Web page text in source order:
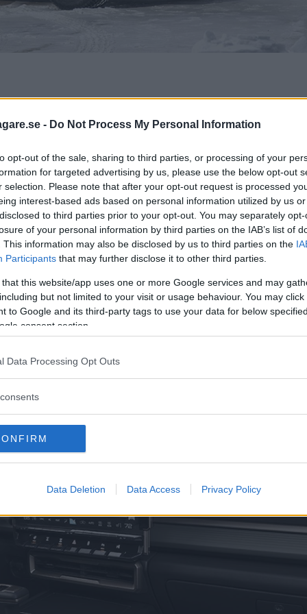
- Do Not Process My Personal Information
opt-out of the sale, sharing to third parties, or processing of your
for targeted advertising by us, please use the below opt-out
selection. Please note that after your opt-out request is processed
interest-based ads based on personal information utilized by us
to third parties prior to your opt-out. You may separately
of your personal information by third parties on the IAB’s list of
This information may also be disclosed by us to third parties on the
Participants that may further disclose it to other third parties.
that this website/app uses one or more Google services and may
but not limited to your visit or usage behaviour. You may
to Google and its third-party tags to use your data for below
consent section.
Data Processing Opt Outs
Data Deletion Data Access Privacy Policy
i bagageutrymmet finns också en främre funk att
och batteripaketet är placerat undertill.
mätmetod. Snabbladdning kan göras med
som omvandlar bilen till en jättelik
apparater.